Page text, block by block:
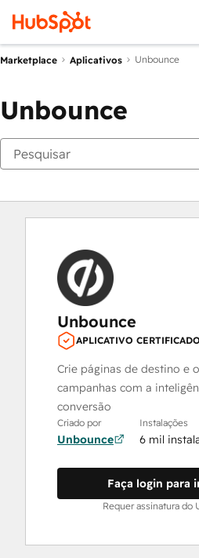
Marketplace Aplicativos Unbounce
Unbounce
Unbounce
APLICATIVO
Crie páginas de destino e
campanhas com a
conversão
Criado por
Unbounce
Instalações
6 mil
Faça login para
Requer assinatura do